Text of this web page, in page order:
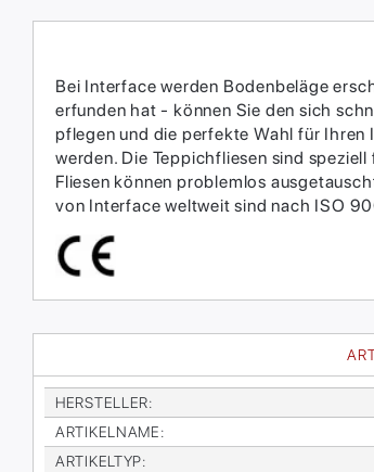
HER­STEL­LER:
AR­TI­KEL­NA­ME:
AR­TI­KEL­TYP:
Bei Interface werden Bodenbeläge
erfunden hat - können Sie den sich
pflegen und die perfekte Wahl für Ihren
werden.​ Die Teppichfliesen sind
Fliesen können problemlos
von Interface weltweit sind nach ISO